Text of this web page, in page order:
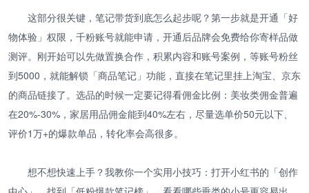
这部分很关键，笔记带货到底怎么起步呢？第一步就是开通「好
物体验」权限，千粉账号就能申请，开通后品牌会免费给你寄样品做
测评。刚开始可以先做置换合作，积累内容和账号案例，等账号粉丝
到5000，就能解锁「商品笔记」功能，直接在笔记里挂上淘宝、京东
的商品链接了。选品的时候一定要记得看佣金比例：美妆类佣金普遍
在20%-30%，家居用品佣金能到40%左右，尽量选单价50元以下、
评价1万+的爆款单品，转化率会高很多。
想不想快速上手？我教你一个实用小技巧：打开小红书的「创作